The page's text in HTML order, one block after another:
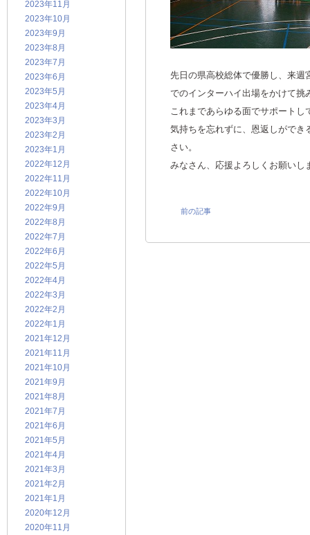
2023年11月
2023年10月
2023年9月
2023年8月
2023年7月
2023年6月
2023年5月
2023年4月
2023年3月
2023年2月
2023年1月
2022年12月
2022年11月
2022年10月
2022年9月
2022年8月
2022年7月
2022年6月
2022年5月
2022年4月
2022年3月
2022年2月
2022年1月
2021年12月
2021年11月
2021年10月
2021年9月
2021年8月
2021年7月
2021年6月
2021年5月
2021年4月
2021年3月
2021年2月
2021年1月
2020年12月
2020年11月
先日の県高校総体で優勝し、来週
でのインターハイ出場をかけて挑
これまであらゆる面でサポート
気持ちを忘れずに、恩返しができ
さい。
みなさん、応援よろしくお願いし
前の記事